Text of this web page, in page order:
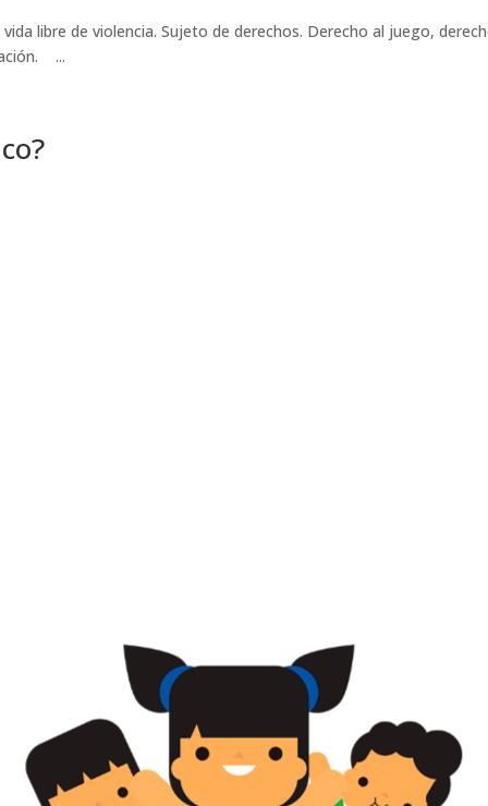
libre de violencia. Sujeto de derechos. Derecho al juego,
...